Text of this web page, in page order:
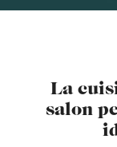
La
salon